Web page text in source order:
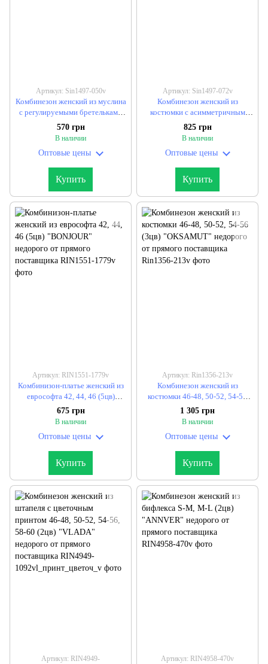
Артикул: Sin1497-050v
Комбинезон женский из муслина
с регулируемыми бретельками
42-44, 46-48 (4цв) "PURPUR"
недорого от прямого
570 грн
В наличии
Оптовые цены
Купить
Артикул: Sin1497-072v
Комбинезон женский из
костюмки с асимметричным
кроем 42-44, 46-48 "PURPUR"
недорого от прямого
825 грн
В наличии
Оптовые цены
Купить
Артикул: RIN1551-1779v
Комбинизон-платье женский из
еврософта 42, 44, 46 (5цв)
"BONJOUR" недорого от
прямого поставщика
675 грн
В наличии
Оптовые цены
Купить
Артикул: Rin1356-213v
Комбинезон женский из
костюмки 46-48, 50-52, 54-56
(3цв) "OKSAMUT" недорого от
прямого поставщика
1 305 грн
В наличии
Оптовые цены
Купить
Артикул: RIN4949-
Артикул: RIN4958-470v